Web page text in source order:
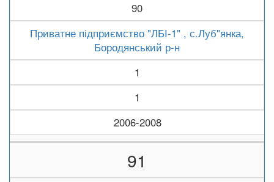
90
Приватне підприємство "ЛБІ-1" , с.Луб"янка,
Бородянський р-н
1
1
2006-2008
91